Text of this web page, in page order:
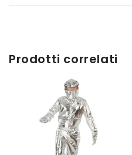
Prodotti correlati